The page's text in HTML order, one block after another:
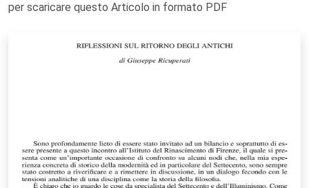
per scaricare questo Articolo in formato PDF